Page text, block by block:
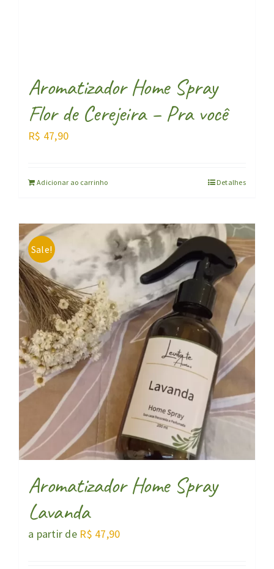
Aromatizador Home Spray
Flor de Cerejeira – Pra você
R$ 47,90
Adicionar ao carrinho Detalhes
Sale!
Aromatizador Home Spray
Lavanda
a partir de R$ 47,90